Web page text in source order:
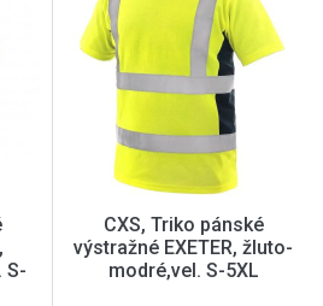
S-
CXS, Triko pánské
výstražné EXETER, žluto-
modré,vel. S-5XL